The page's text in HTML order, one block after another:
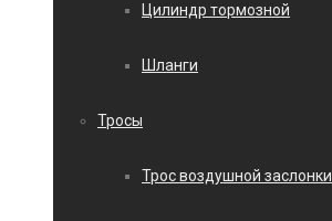
Цилиндр тормозной
Шланги
Тросы
Трос воздушной заслонки